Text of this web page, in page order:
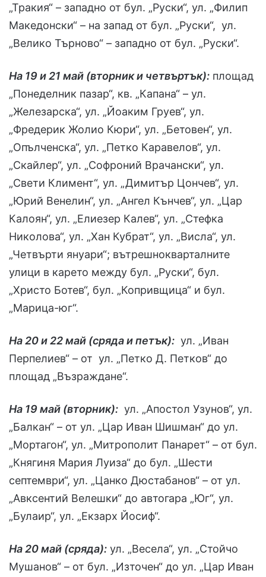
„Тракия“ – западно от бул. „Руски“, ул. „Филип
Македонски“ – на запад от бул. „Руски“, ул.
„Велико Търново“ – западно от бул. „Руски“.
На 19 и 21 май (вторник и четвъртък): площад
„Понеделник пазар“, кв. „Капана“ – ул.
„Железарска“, ул. „Йоаким Груев“, ул.
„Фредерик Жолио Кюри“, ул. „Бетовен“, ул.
„Опълченска“, ул. „Петко Каравелов“, ул.
„Скайлер“, ул. „Софроний Врачански“, ул.
„Свети Климент“, ул. „Димитър Цончев“, ул.
„Юрий Венелин“, ул. „Ангел Кънчев“, ул. „Цар
Калоян“, ул. „Елиезер Калев“, ул. „Стефка
Николова“, ул. „Хан Кубрат“, ул. „Висла“, ул.
„Четвърти януари“; вътрешнокварталните
улици в карето между бул. „Руски“, бул.
„Христо Ботев“, бул. „Копривщица“ и бул.
„Марица-юг“.
На 20 и 22 май (сряда и петък): ул. „Иван
Перпелиев“ – от ул. „Петко Д. Петков“ до
площад „Възраждане“.
На 19 май (вторник): ул. „Апостол Узунов“, ул.
„Балкан“ – от ул. „Цар Иван Шишман“ до ул.
„Мортагон“, ул. „Митрополит Панарет“ – от бул.
„Княгиня Мария Луиза“ до бул. „Шести
септември“, ул. „Цанко Дюстабанов“ – от ул.
„Авксентий Велешки“ до автогара „Юг“, ул.
„Булаир“, ул. „Екзарх Йосиф“.
На 20 май (сряда): ул. „Весела“, ул. „Стойчо
Мушанов“ – от бул. „Източен“ до ул. „Цар Иван